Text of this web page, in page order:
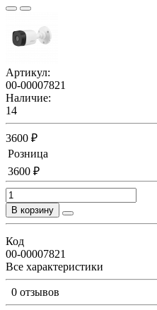
Артикул:
00-00007821
Наличие:
14
3600 ₽
Розница
3600 ₽
В корзину
Код
00-00007821
Все характеристики
0 отзывов